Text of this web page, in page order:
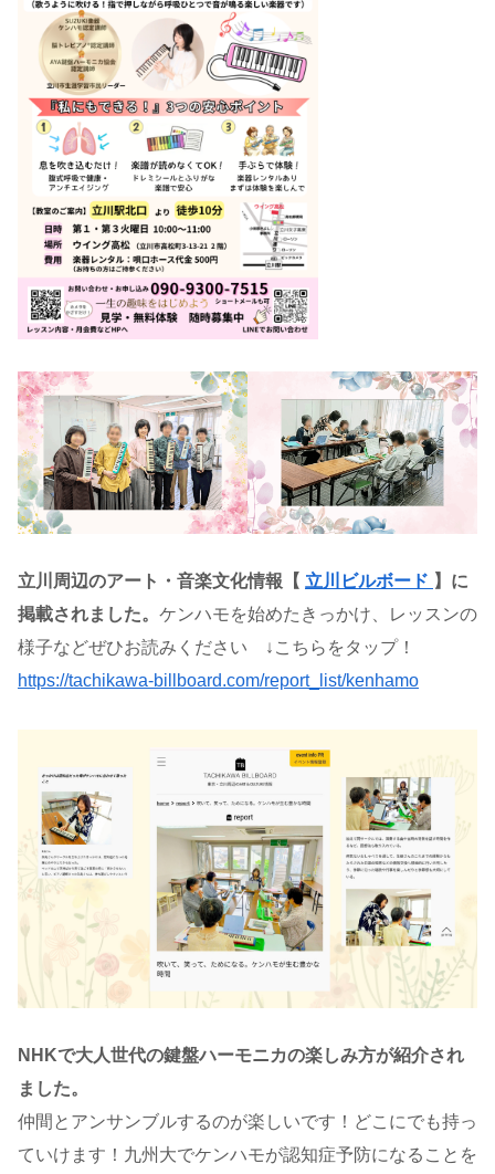
立川周辺のアート・音楽文化情報【 立川ビルボード 】に
掲載されました。 ケンハモを始めたきっかけ、レッスンの
様子などぜひお読みください ↓こちらをタップ！
https://tachikawa-billboard.com/report_list/kenhamo
NHKで大人世代の鍵盤ハーモニカの楽しみ方が紹介され
ました。
仲間とアンサンブルするのが楽しいです！どこにでも持っ
ていけます！九州大でケンハモが認知症予防になることを